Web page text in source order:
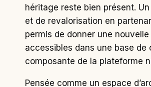
héritage reste bien présent.
et de revalorisation en
permis de donner une
accessibles dans une base
composante de la plateforme
Pensée comme un espace